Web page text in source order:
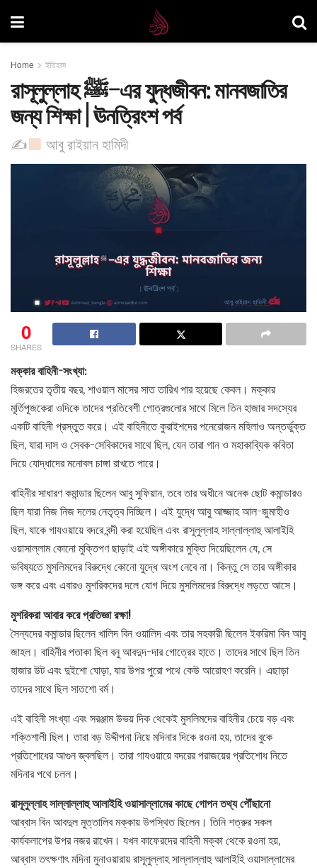
Home ইতিহাস
রাসূলুল্লাহ ﷺ–এর যুদ্ধজীবন: মানবজাতির
জন্য শিক্ষা | ঊনত্রিংশ পর্ব
✍ আবু রাইয়ান হামিদী
0
SHARES
মক্কার বাহিনী-সংখ্যা:
হিজরতের তৃতীয় বছর, শাওয়াল মাসের সাত তারিখ পার হয়েছে কেবল। মক্কার
মূর্তিপূজকেরা ওদিকে তাদের প্রতিবেশী গোত্রগুলোর সাথে মিলে তিন হাজার সদস্যের
একটি বাহিনী প্রস্তুত করে। এই বাহিনীতে কুরাইশদের পনেরোজন মহিলাও অন্তর্ভুক্ত
ছিল, যারা দাস ও সেবক-সেবিকাদের সাথে ছিল, যেন তারা গান ও মহাকাব্যিক কবিতা
দিয়ে যোদ্ধাদের মনোবল চাঙ্গা রাখতে পারে।
বাহিনীর সাধারণ কমান্ডার ছিলেন আবু সুফিয়ান, তবে তার অধীনে অনেক ছোট কমান্ডারও
ছিল যারা নিজ নিজ দলের নেতৃত্ব দিচ্ছিল। এই যুদ্ধে আবু আজ্জাহ আল-জুমাহীও
ছিল, যাকে গাযওয়ায়ে বদরে বন্দী করা হয়েছিল এবং রাসূলুল্লাহ সাল্লাল্লাহু আলাইহি
ওয়াসাল্লাম কোনো মুক্তিপণ ছাড়াই এই অঙ্গীকারে মুক্তি দিয়েছিলেন যে, সে
ভবিষ্যতে মুসলিমদের বিরুদ্ধে কোনো যুদ্ধে অংশ নেবে না। কিন্তু সে তার অঙ্গীকার
ভঙ্গ করে এবং এবারও মুশরিকদের দলে যোগ দিয়ে মুসলিমদের বিরুদ্ধে লড়তে আসে।
মুশরিকরা আবার করে প্রতিজ্ঞা রক্ষা!
সৈন্যদের কমান্ডার ছিলেন খালিদ বিন ওয়ালিদ এবং তার সহকারী ছিলেন ইকরিমা বিন আবু
জাহল। বাহিনীর পতাকা ছিল বনু আবদুদ-দার গোত্রের হাতে। তাদের সাথে ছিল তিন
হাজার উট এবং দুইশো ঘোড়া, যার উপর পুরো পথে কেউ আরোহণ করেনি। এছাড়া
তাদের সাথে ছিল সাতশো বর্ম।
এই বাহিনী সংখ্যা এবং সরঞ্জাম উভয় দিক থেকেই মুসলিমদের বাহিনীর চেয়ে বড় এবং
শক্তিশালী ছিল। তারা বড় উদ্দীপনা নিয়ে মদিনার দিকে রওনা হয়, তাদের বুকে
প্রতিশোধের আগুন জ্বলছিল। তারা গাযওয়ায়ে বদরের পরাজয়ের প্রতিশোধ নিতে
মদিনার পথে চলল।
রাসূলুল্লাহ সাল্লাল্লাহু আলাইহি ওয়াসাল্লামের কাছে গোপন তথ্য পৌঁছানো
আব্বাস বিন আবদুল মুত্তালিব মক্কায় উপস্থিত ছিলেন। তিনি শত্রুর সকল
কার্যকলাপের উপর নজর রাখেন। যখন কাফেরদের বাহিনী মক্কা থেকে রওনা হয়,
আব্বাস তৎক্ষণাৎ মদিনা মুনাওয়ারায় রাসূলুল্লাহ সাল্লাল্লাহু আলাইহি ওয়াসাল্লামের